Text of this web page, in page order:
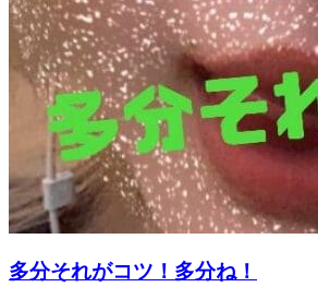
多分それがコツ！多分ね！